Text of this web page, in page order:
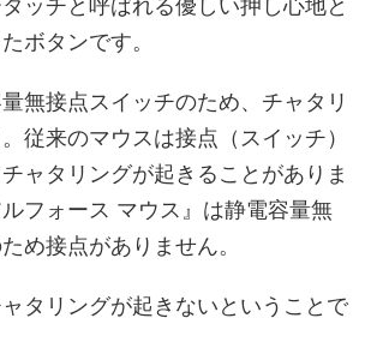
ッチと呼ばれる優しい押し心地と
ボタンです。
無接点スイッチのため、チャタリ
従来のマウスは接点（スイッチ）
ャタリングが起きることがありま
フォース マウス』は静電容量無
め接点がありません。
タリングが起きないということで